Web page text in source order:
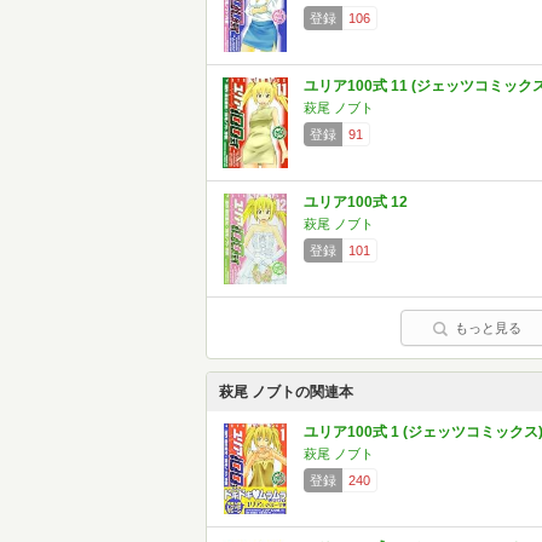
登録 106
ユリア100式 11 (ジェッツコミック
萩尾 ノブト
登録
91
ユリア100式 12
萩尾 ノブト
登録
101
もっと見る
萩尾 ノブトの関連本
ユリア100式 1 (ジェッツコミックス)
萩尾 ノブト
登録
240